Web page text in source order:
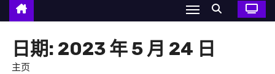
日期: 2023 年 5 月 24 日
主页